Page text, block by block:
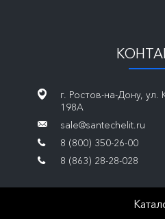
г. Ростов-на-Дону,
198А
sale@santechelit.ru
8 (800) 350-26-00
8 (863) 28-28-028